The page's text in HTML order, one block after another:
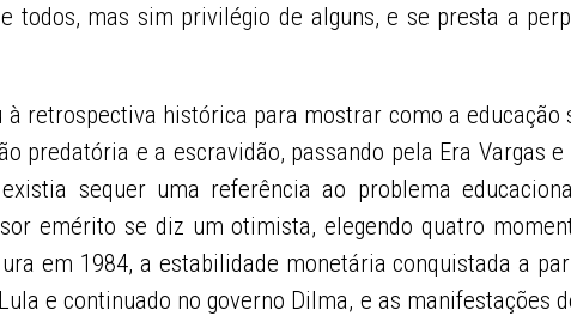
todos, mas sim privilégio de alguns, e se presta a
à retrospectiva histórica para mostrar como a educação
predatória e a escravidão, passando pela Era Vargas
existia sequer uma referência ao problema
emérito se diz um otimista, elegendo quatro
em 1984, a estabilidade monetária conquistada a
e continuado no governo Dilma, e as manifestações